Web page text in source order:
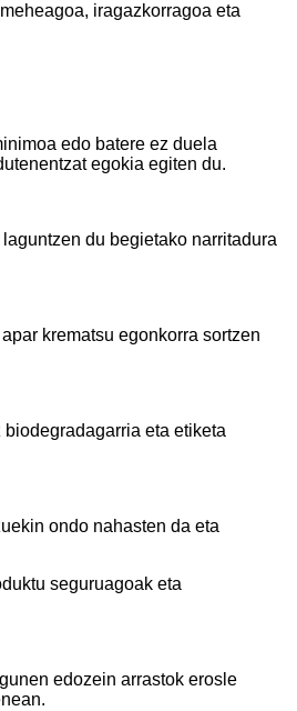
iragazkorragoa eta
edo batere ez duela
egokia egiten du.
du begietako narritadura
krematsu egonkorra sortzen
eta etiketa
ondo nahasten da eta
seguruagoak eta
edozein arrastok erosle